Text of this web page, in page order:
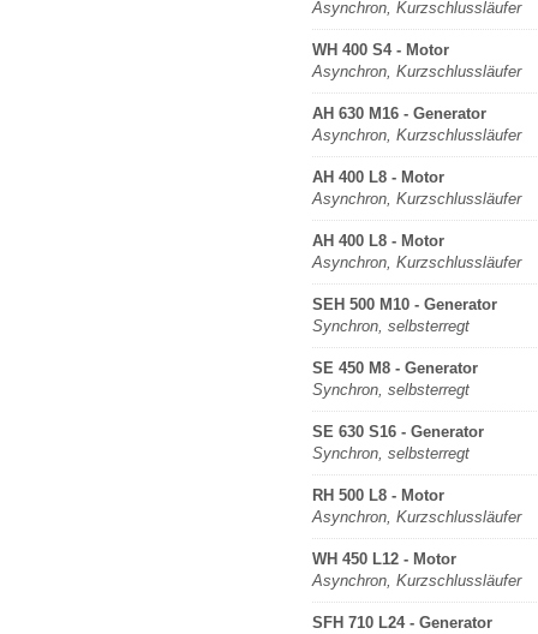
Asynchron, Kurzschlussläufer
WH 400 S4 - Motor
Asynchron, Kurzschlussläufer
AH 630 M16 - Generator
Asynchron, Kurzschlussläufer
AH 400 L8 - Motor
Asynchron, Kurzschlussläufer
AH 400 L8 - Motor
Asynchron, Kurzschlussläufer
SEH 500 M10 - Generator
Synchron, selbsterregt
SE 450 M8 - Generator
Synchron, selbsterregt
SE 630 S16 - Generator
Synchron, selbsterregt
RH 500 L8 - Motor
Asynchron, Kurzschlussläufer
WH 450 L12 - Motor
Asynchron, Kurzschlussläufer
SFH 710 L24 - Generator